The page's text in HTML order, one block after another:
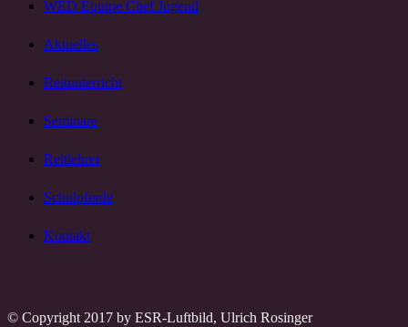
WED Equipe Chef Jugend
Aktuelles
Reitunterricht
Seminare
Reitlehrer
Schulpferde
Kontakt
© Copyright 2017 by ESR-Luftbild, Ulrich Rosinger